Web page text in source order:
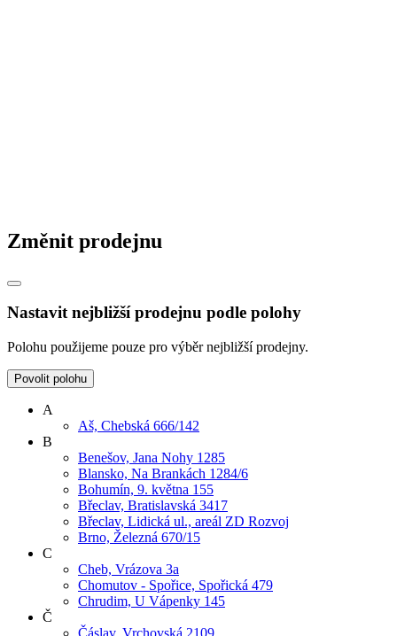
Změnit prodejnu
Nastavit nejbližší prodejnu podle polohy
Polohu použijeme pouze pro výběr nejbližší prodejny.
Povolit polohu
A
Aš, Chebská 666/142
B
Benešov, Jana Nohy 1285
Blansko, Na Brankách 1284/6
Bohumín, 9. května 155
Břeclav, Bratislavská 3417
Břeclav, Lidická ul., areál ZD Rozvoj
Brno, Železná 670/15
C
Cheb, Vrázova 3a
Chomutov - Spořice, Spořická 479
Chrudim, U Vápenky 145
Č
Čáslav, Vrchovská 2109